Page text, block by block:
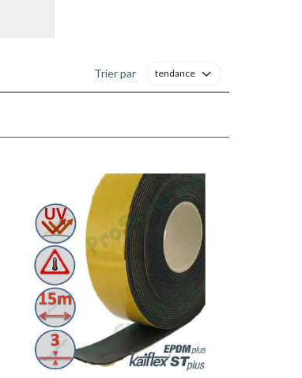
Trier par tendance